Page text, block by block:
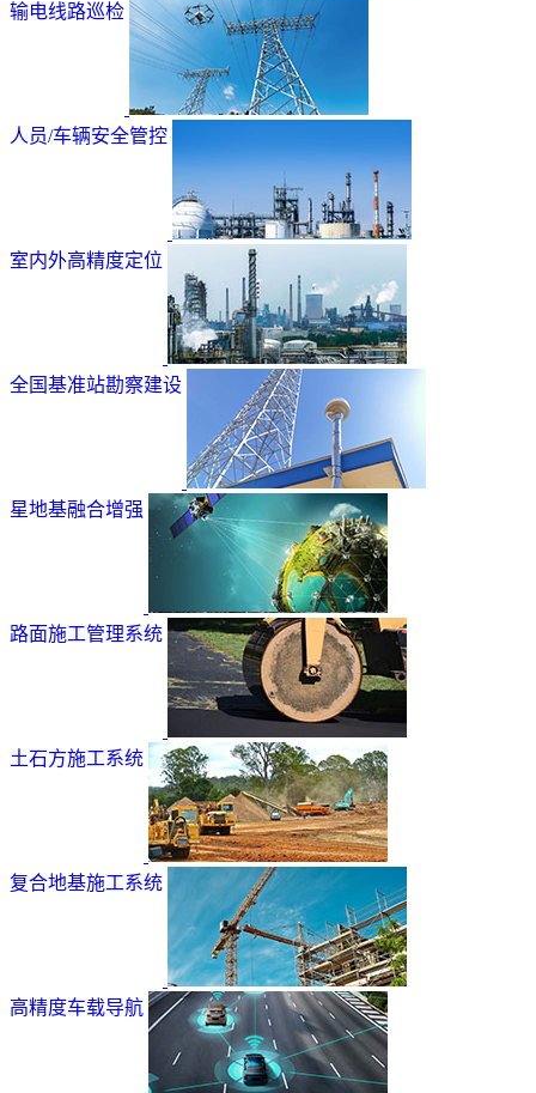
输电线路巡检
人员/车辆安全管控
室内外高精度定位
全国基准站勘察建设
星地基融合增强
路面施工管理系统
土石方施工系统
复合地基施工系统
高精度车载导航